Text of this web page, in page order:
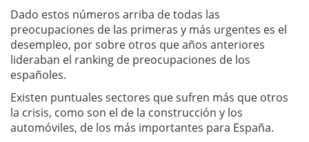
Dado estos números arriba de todas las
preocupaciones de las primeras y más urgentes es el
desempleo, por sobre otros que años anteriores
lideraban el ranking de preocupaciones de los
españoles.
Existen puntuales sectores que sufren más que otros
la crisis, como son el de la construcción y los
automóviles, de los más importantes para España.